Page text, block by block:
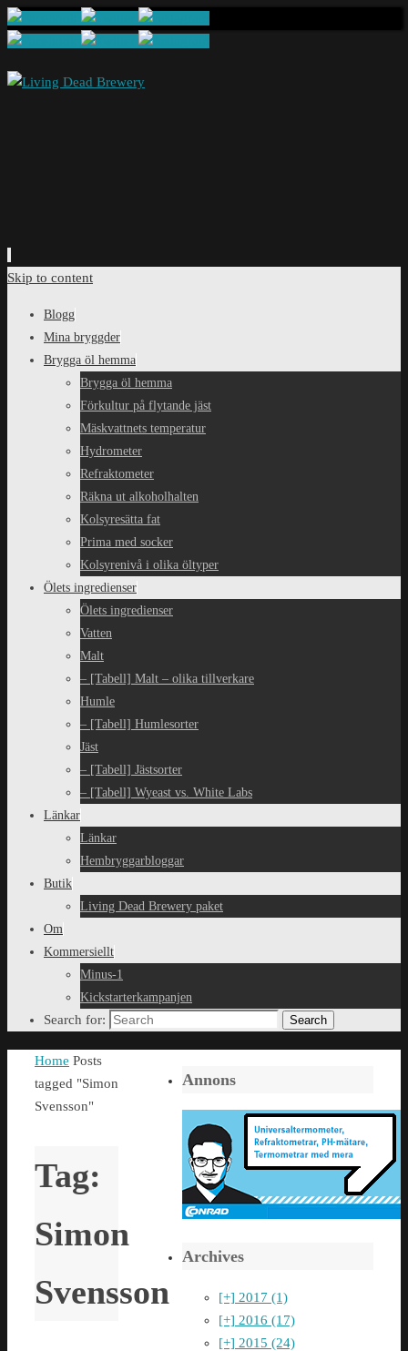
Skip to content
Blogg
Mina bryggder
Brygga öl hemma
Brygga öl hemma
Förkultur på flytande jäst
Mäskvattnets temperatur
Hydrometer
Refraktometer
Räkna ut alkoholhalten
Kolsyresätta fat
Prima med socker
Kolsyrenivå i olika öltyper
Ölets ingredienser
Ölets ingredienser
Vatten
Malt
– [Tabell] Malt – olika tillverkare
Humle
– [Tabell] Humlesorter
Jäst
– [Tabell] Jästsorter
– [Tabell] Wyeast vs. White Labs
Länkar
Länkar
Hembryggarbloggar
Butik
Living Dead Brewery paket
Om
Kommersiellt
Minus-1
Kickstarterkampanjen
Search for: Search
Home Posts
tagged "Simon
Svensson"
Tag:
Simon
Svensson
Annons
Archives
[+] 2017 (1)
[+] 2016 (17)
[+] 2015 (24)